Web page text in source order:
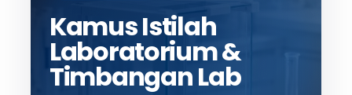
Kamus Istilah
Laboratorium &
Timbangan Lab